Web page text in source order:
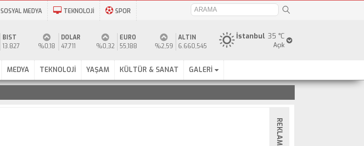
SOSYAL MEDYA TEKNOLOJİ SPOR
35 °C
İstanbul
Açık
BIST
13.827
%0,18
DOLAR
47,711
%0,32
EURO
55,188
%2,59
ALTIN
6.660,545
MEDYA TEKNOLOJİ YAŞAM KÜLTÜR & SANAT GALERİ
REKLAM